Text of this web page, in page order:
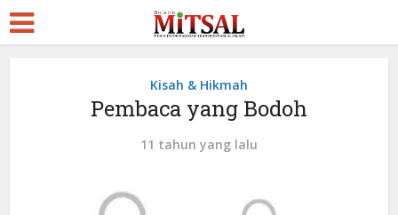
Kisah & Hikmah
Pembaca yang Bodoh
11 tahun yang lalu